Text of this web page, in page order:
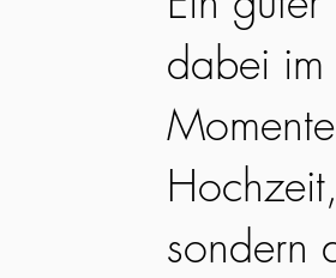
dabei
sondern